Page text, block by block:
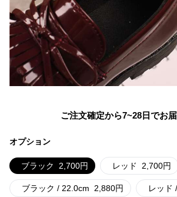
ご注文確定から7~28日でお
オプション
ブラック 2,700円 レッド 2,700円
ブラック / 22.0cm 2,880円 レッド